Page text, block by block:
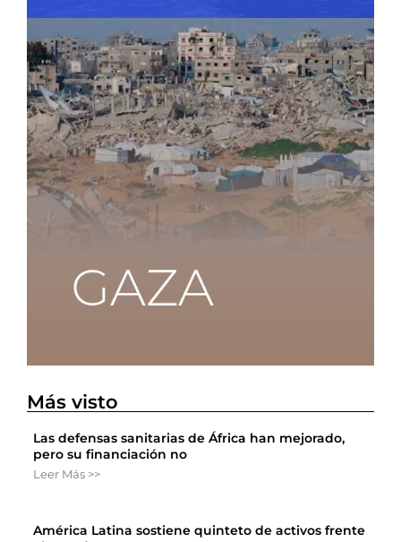
Más visto
Las defensas sanitarias de África han mejorado,
pero su financiación no
Leer Más >>
América Latina sostiene quinteto de activos frente